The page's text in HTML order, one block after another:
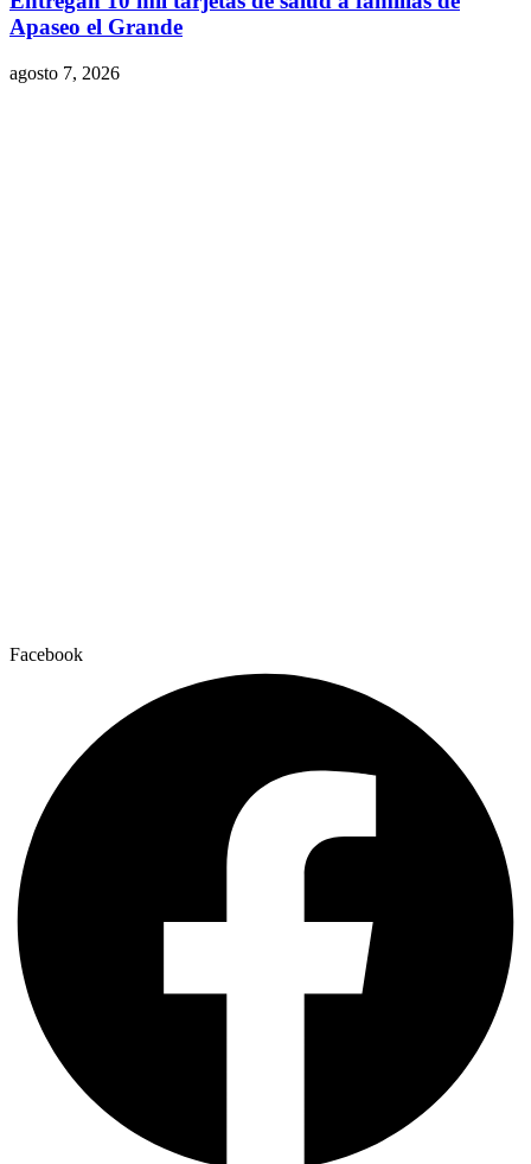
Apaseo el Grande
agosto 7, 2026
Facebook